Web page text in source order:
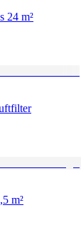
24 m²
m²